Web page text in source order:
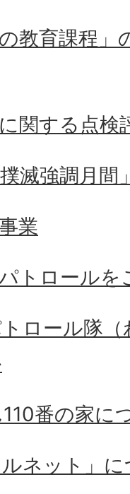
教育課程」
関する点検
滅強調月間
業
トロールを
ロール隊
番の家に
ルネット」